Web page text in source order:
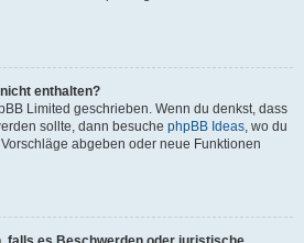
enthalten?
Limited geschrieben. Wenn du denkst, dass
sollte, dann besuche phpBB Ideas, wo du
abgeben oder neue Funktionen